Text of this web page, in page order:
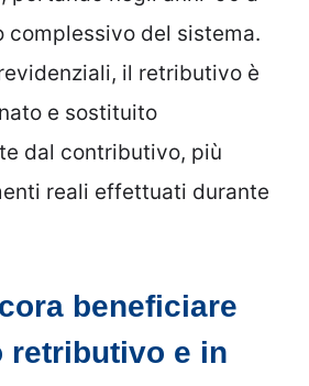
complessivo del sistema.
il retributivo è
e sostituito
dal contributivo, più
reali effettuati durante
beneficiare
retributivo e in